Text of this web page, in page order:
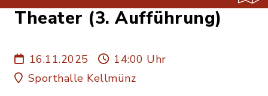
Theater (3. Aufführung)
16.11.2025
14:00 Uhr
Sporthalle Kellmünz